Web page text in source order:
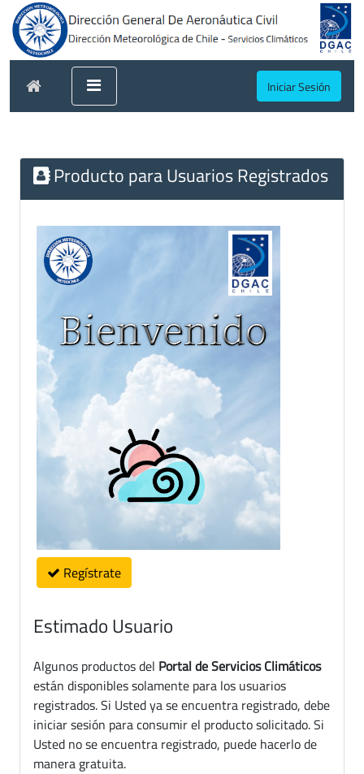
Iniciar Sesión
Producto para Usuarios Registrados
Regístrate
Estimado Usuario
Algunos productos del Portal de Servicios Climáticos
están disponibles solamente para los usuarios
registrados. Si Usted ya se encuentra registrado, debe
iniciar sesión para consumir el producto solicitado. Si
Usted no se encuentra registrado, puede hacerlo de
manera gratuita.